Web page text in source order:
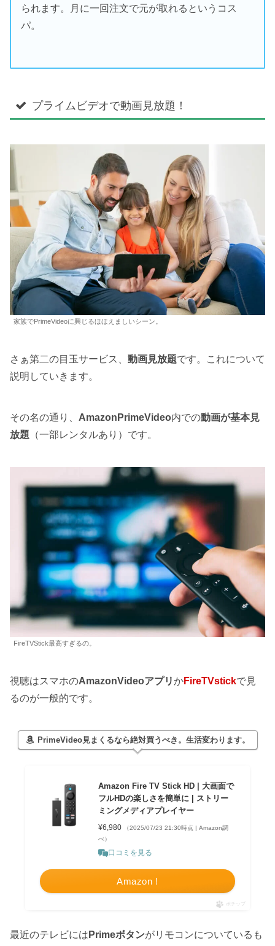
られます。月に一回注文で元が取れるというコス
パ。
プライムビデオで動画見放題！
家族でPrimeVideoに興じるほほえましいシーン。
さぁ第二の目玉サービス、 動画見放題です。これについて
説明していきます。
その名の通り、 AmazonPrimeVideo内での動画が基本見
放題 （一部レンタルあり）です。
FireTVStick最高すぎるの。
視聴はスマホのAmazonVideoアプリかFireTVstickで見
るのが一般的です。
PrimeVideo見まくるなら絶対買うべき。生活変わります。
Amazon Fire TV Stick HD | 大画面で
フルHDの楽しさを簡単に | ストリー
ミングメディアプレイヤー
¥6,980
（2025/07/23 21:30時点 | Amazon調
べ）
口コミを見る
Amazon !
ポチップ
最近のテレビには Primeボタンがリモコンについているも